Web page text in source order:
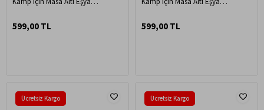
599,00 TL 599,00 TL
Ücretsiz Kargo Ücretsiz Kargo